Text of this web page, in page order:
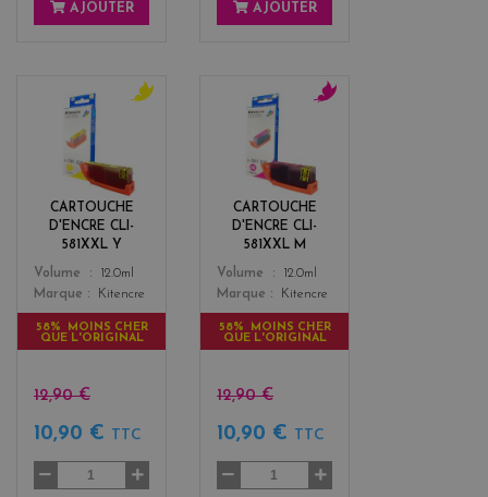
AJOUTER AJOUTER
CARTOUCHE
D'ENCRE CLI-
581XXL Y
Color
l
o
Volume
12.0ml
Marque
Kitencre
58% MOINS CHER
QUE L'ORIGINAL
12,90 €
10,90 € TTC
CARTOUCHE
D'ENCRE CLI-
581XXL M
Color
e
n
Volume
12.0ml
Marque
Kitencre
58% MOINS CHER
QUE L'ORIGINAL
12,90 €
10,90 € TTC